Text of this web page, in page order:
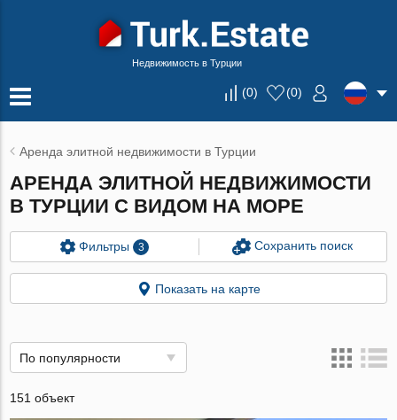
Недвижимость в Турции
(0) (0)
Аренда элитной недвижимости в Турции
АРЕНДА ЭЛИТНОЙ НЕДВИЖИМОСТИ
В ТУРЦИИ С ВИДОМ НА МОРЕ
Фильтры 3 Сохранить поиск
Показать на карте
По популярности
151 объект